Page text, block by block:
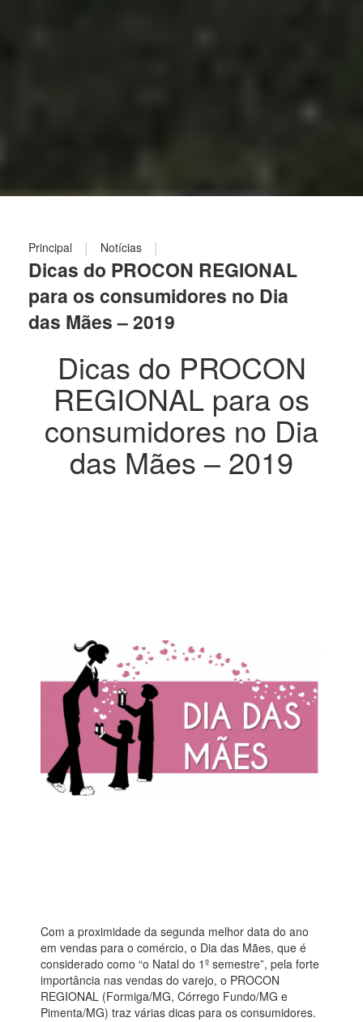
Principal | Notícias |
Dicas do PROCON REGIONAL
para os consumidores no Dia
das Mães – 2019
Dicas do PROCON
REGIONAL para os
consumidores no Dia
das Mães – 2019
Com a proximidade da segunda melhor data do ano
em vendas para o comércio, o Dia das Mães, que é
considerado como “o Natal do 1º semestre”, pela forte
importância nas vendas do varejo, o PROCON
REGIONAL (Formiga/MG, Córrego Fundo/MG e
Pimenta/MG) traz várias dicas para os consumidores.